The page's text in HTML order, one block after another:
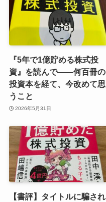
『5年で1億貯める株式投
資』を読んで――何百冊の
投資本を経て、今改めて思
うこと
2026年5月31日
【書評】タイトルに騙され